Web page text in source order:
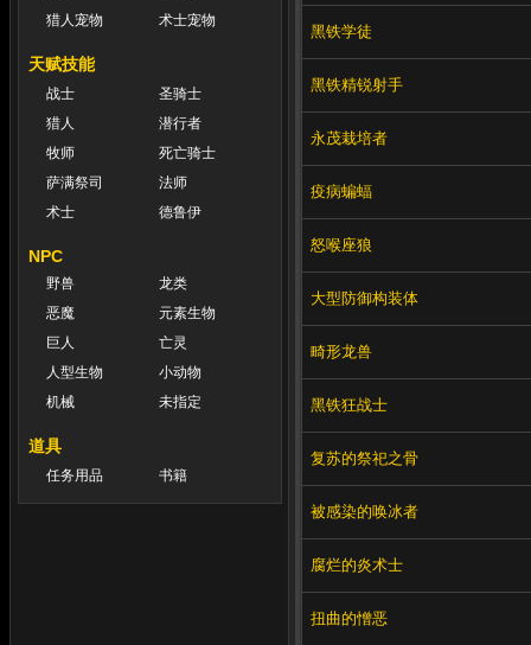
猎人宠物
术士宠物
天赋技能
战士
圣骑士
猎人
潜行者
牧师
死亡骑士
萨满祭司
法师
术士
德鲁伊
NPC
野兽
龙类
恶魔
元素生物
巨人
亡灵
人型生物
小动物
机械
未指定
道具
任务用品 书籍
黑铁学徒
黑铁精锐射手
永茂栽培者
疫病蝙蝠
怒喉座狼
大型防御构装体
畸形龙兽
黑铁狂战士
复苏的祭祀之骨
被感染的唤冰者
腐烂的炎术士
扭曲的憎恶